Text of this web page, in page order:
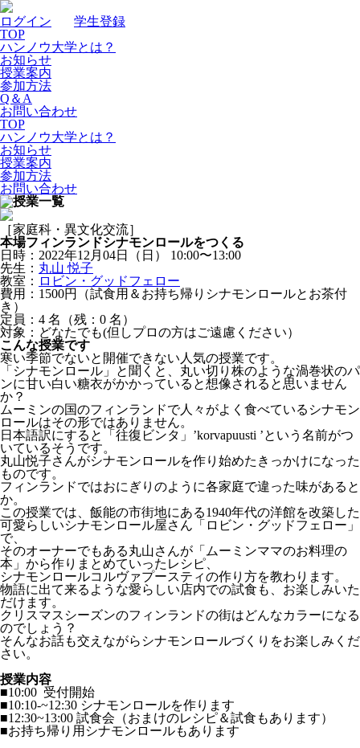
ログイン
学生登録
TOP
ハンノウ大学とは？
お知らせ
授業案内
参加方法
Q＆A
お問い合わせ
TOP
ハンノウ大学とは？
お知らせ
授業案内
参加方法
お問い合わせ
［家庭科・異文化交流］
本場フィンランドシナモンロールをつくる
日時：2022年12月04日（日） 10:00〜13:00
先生： 丸山 悦子
教室： ロビン・グッドフェロー
費用：1500円（試食用＆お持ち帰りシナモンロールとお茶付
き）
定員：4 名 （残：0 名 ）
対象：どなたでも(但しプロの方はご遠慮ください）
こんな授業です
寒い季節でないと開催できない人気の授業です。
「シナモンロール」と聞くと、丸い切り株のような渦巻状のパ
ンに甘い白い糖衣がかかっていると想像されると思いません
か？
ムーミンの国のフィンランドで人々がよく食べているシナモン
ロールはその形ではありません。
日本語訳にすると「往復ビンタ」’korvapuusti ’という名前がつ
いているそうです。
丸山悦子さんがシナモンロールを作り始めたきっかけになった
ものです。
フィンランドではおにぎりのように各家庭で違った味があると
か。
この授業では、飯能の市街地にある1940年代の洋館を改築した
可愛らしいシナモンロール屋さん「ロビン・グッドフェロー」
で、
そのオーナーでもある丸山さんが「ムーミンママのお料理の
本」から作りまとめていったレシピ、
シナモンロールコルヴァプースティの作り方を教わります。
物語に出て来るような愛らしい店内での試食も、お楽しみいた
だけます。
クリスマスシーズンのフィンランドの街はどんなカラーになる
のでしょう？
そんなお話も交えながらシナモンロールづくりをお楽しみくだ
さい。
授業内容
■10:00 受付開始
■10:10-~12:30 シナモンロールを作ります
■12:30~13:00 試食会（おまけのレシピ＆試食もあります）
■お持ち帰り用シナモンロールもあります